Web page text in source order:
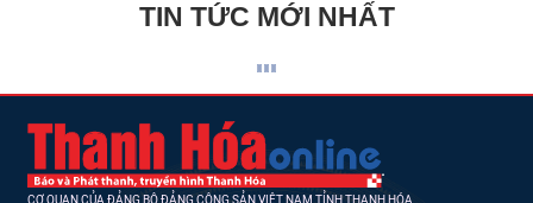
TIN TỨC MỚI NHẤT